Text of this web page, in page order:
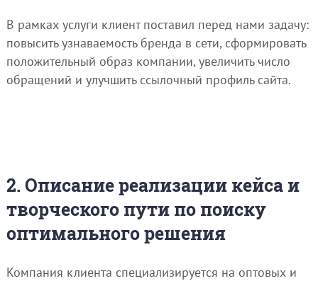
В рамках услуги клиент поставил перед нами задачу:
повысить узнаваемость бренда в сети, сформировать
положительный образ компании, увеличить число
обращений и улучшить ссылочный профиль сайта.
2. Описание реализации кейса и
творческого пути по поиску
оптимального решения
Компания клиента специализируется на оптовых и